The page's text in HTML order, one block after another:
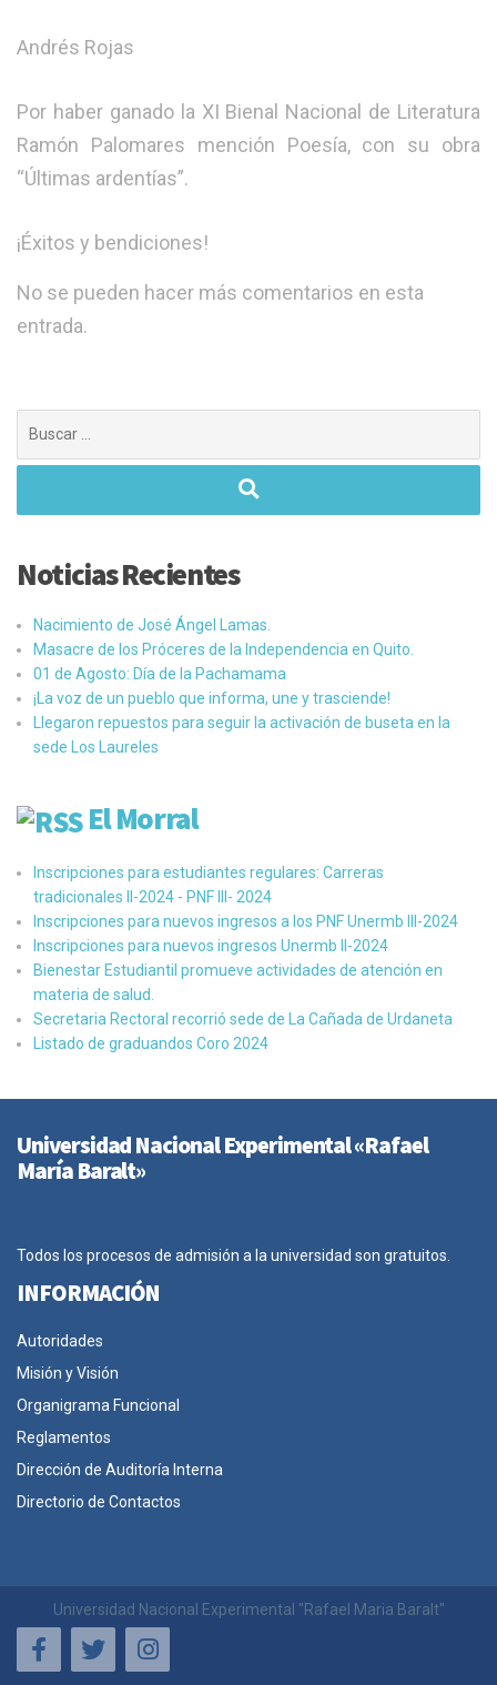
Andrés Rojas
Por haber ganado la XI Bienal Nacional de Literatura
Ramón Palomares mención Poesía, con su obra
“Últimas ardentías”.
¡Éxitos y bendiciones!
No se pueden hacer más comentarios en esta
entrada.
Noticias Recientes
Nacimiento de José Ángel Lamas.
Masacre de los Próceres de la Independencia en Quito.
01 de Agosto: Día de la Pachamama
¡La voz de un pueblo que informa, une y trasciende!
Llegaron repuestos para seguir la activación de buseta en la
sede Los Laureles
El Morral
Inscripciones para estudiantes regulares: Carreras
tradicionales II-2024 - PNF III- 2024
Inscripciones para nuevos ingresos a los PNF Unermb III-2024
Inscripciones para nuevos ingresos Unermb II-2024
Bienestar Estudiantil promueve actividades de atención en
materia de salud.
Secretaria Rectoral recorrió sede de La Cañada de Urdaneta
Listado de graduandos Coro 2024
Universidad Nacional Experimental «Rafael
María Baralt»
Todos los procesos de admisión a la universidad son gratuitos.
INFORMACIÓN
Autoridades
Misión y Visión
Organigrama Funcional
Reglamentos
Dirección de Auditoría Interna
Directorio de Contactos
Universidad Nacional Experimental "Rafael Maria Baralt"